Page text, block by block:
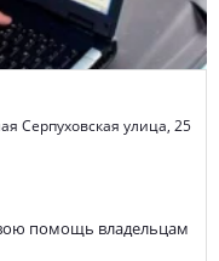
Серпуховская улица, 25
помощь владельцам